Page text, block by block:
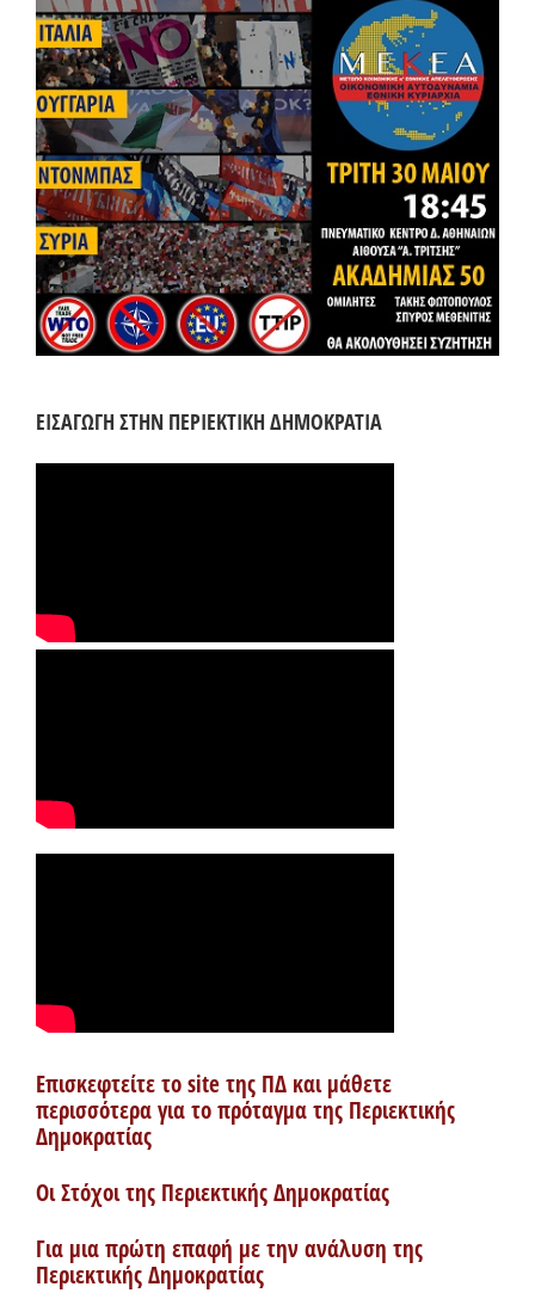
ΕΙΣΑΓΩΓΗ ΣΤΗΝ ΠΕΡΙΕΚΤΙΚΗ ΔΗΜΟΚΡΑΤΙΑ
Επισκεφτείτε το site της ΠΔ και μάθετε
περισσότερα για το πρόταγμα της Περιεκτικής
Δημοκρατίας
Οι Στόχοι της Περιεκτικής Δημοκρατίας
Για μια πρώτη επαφή με την ανάλυση της
Περιεκτικής Δημοκρατίας